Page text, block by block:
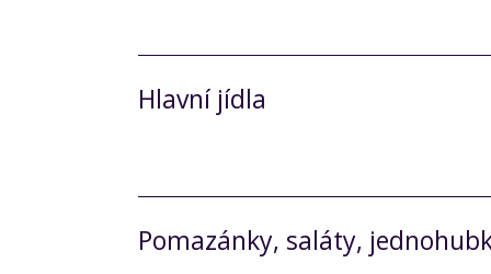
Hlavní jídla
Pomazánky, saláty,